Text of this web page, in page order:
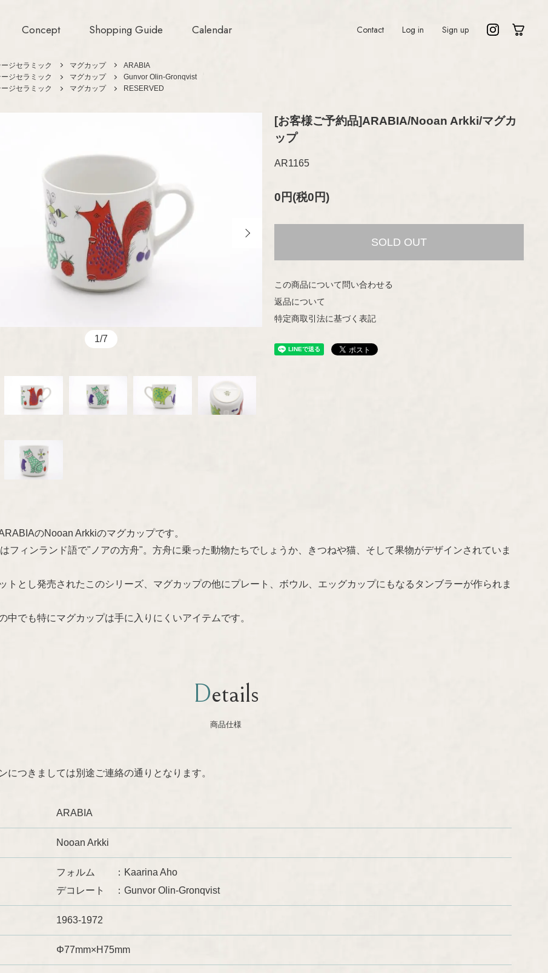
Upsala-Ekeby
（GEFLE/
KARLSKRONA）
iittala
Nuutajärvi
Riihimäen Lasi
marimekko
Other
Birger Kaipiainen
Gunvor Olin-Grönqvist
Hilkka-Liisa Ahola
Lisa Larson
Tapio Wirkkala
Timo Sarpaneva
Ulla Procopé
Concept Shopping Guide Calendar Contact Log in Sign up
ジセラミック マグカップ
ARABIA
ジセラミック マグカップ
Gunvor Olin-Gronqvist
ジセラミック マグカップ RESERVED
1/7
[お客様ご予約品]ARABIA/Nooan Arkki/マグカ
ップ
AR1165
0円(税0円)
SOLD OUT
この商品について問い合わせる
返品について
特定商取引法に基づく表記
のNooan Arkkiのマグカップです。
フィンランド語で"ノアの方舟"。方舟に乗った動物たちでしょうか、きつねや猫、そして果物がデザインされていま
トとし発売されたこのシリーズ、マグカップの他にプレート、ボウル、エッグカップにもなるタンブラーが作られま
中でも特にマグカップは手に入りにくいアイテムです。
Details
商品仕様
につきましては別途ご連絡の通りとなります。
ARABIA
Nooan Arkki
フォルム
Kaarina Aho
デコレート
Gunvor Olin-Gronqvist
1963-1972
Φ77mm×H75mm